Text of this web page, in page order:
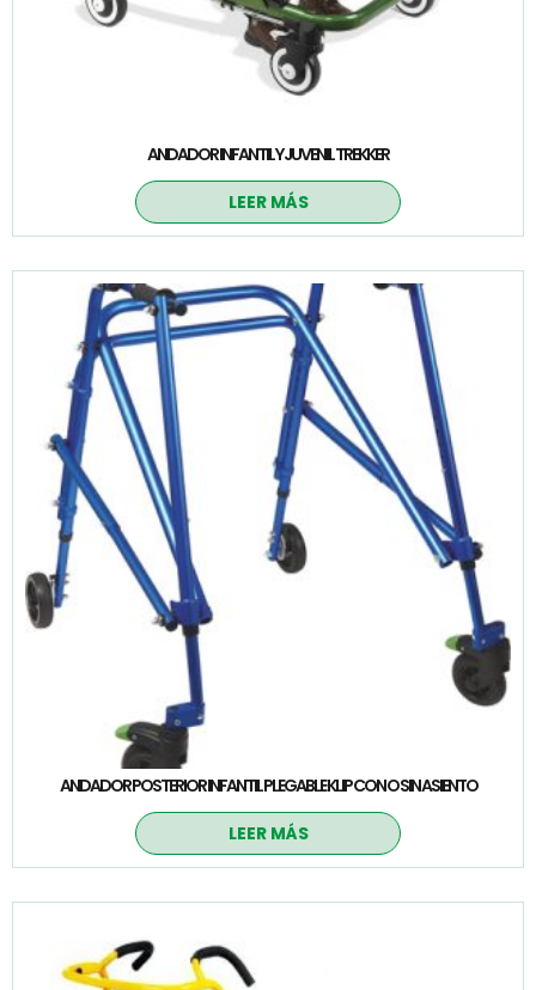
ANDADOR INFANTIL Y JUVENIL TREKKER
LEER MÁS
ANDADOR POSTERIOR INFANTIL PLEGABLE KLIP CON O SIN ASIENTO
LEER MÁS